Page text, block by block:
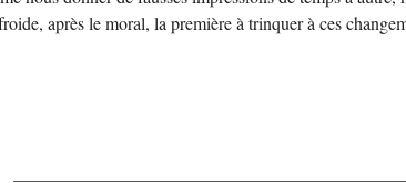
après le moral, la première à trinquer à ces